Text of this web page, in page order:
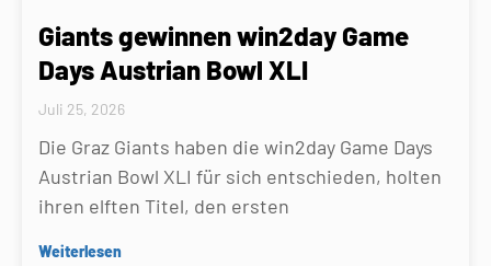
Giants gewinnen win2day Game
Days Austrian Bowl XLI
Juli 25, 2026
Die Graz Giants haben die win2day Game Days
Austrian Bowl XLI für sich entschieden, holten
ihren elften Titel, den ersten
Weiterlesen